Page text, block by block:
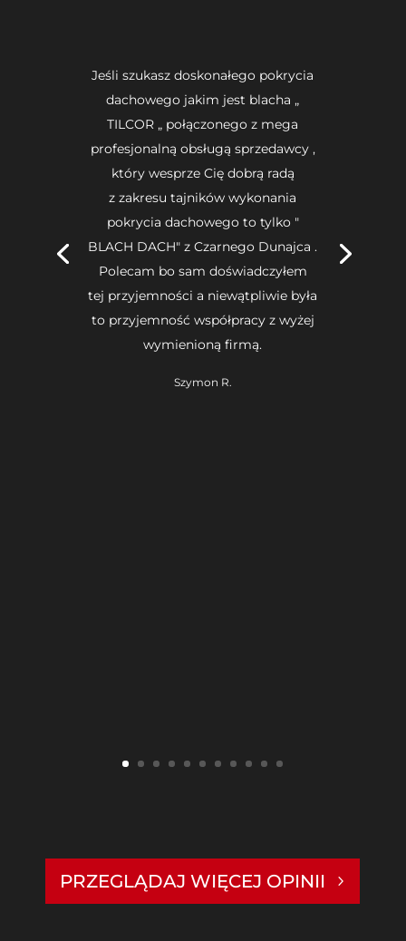
Jeśli szukasz doskonałego pokrycia
dachowego jakim jest blacha „
TILCOR „ połączonego z mega
profesjonalną obsługą sprzedawcy ,
który wesprze Cię dobrą radą
z zakresu tajników wykonania
pokrycia dachowego to tylko "
BLACH DACH" z Czarnego Dunajca .
Polecam bo sam doświadczyłem
tej przyjemności a niewątpliwie była
to przyjemność współpracy z wyżej
wymienioną firmą.
Szymon R.
PRZEGLĄDAJ WIĘCEJ OPINII